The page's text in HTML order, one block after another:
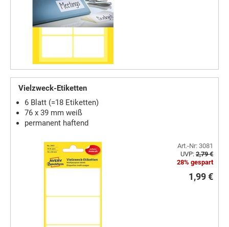
Vielzweck-Etiketten
6 Blatt (=18 Etiketten)
76 x 39 mm weiß
permanent haftend
Art.-Nr: 3081
UVP: 2,79 €
28% gespart
1,99 €